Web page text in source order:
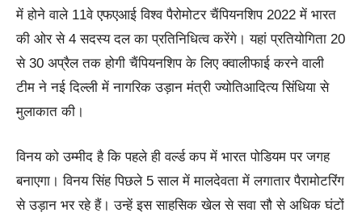
में होने वाले 11वे एफएआई विश्व पैरोमोटर चैंपियनशिप 2022 में भारत
की ओर से 4 सदस्य दल का प्रतिनिधित्व करेंगे। यहां प्रतियोगिता 20
से 30 अप्रैल तक होगी चैंपियनशिप के लिए क्वालीफाई करने वाली
टीम ने नई दिल्ली में नागरिक उड़ान मंत्री ज्योतिआदित्य सिंधिया से
मुलाकात की।
विनय को उम्मीद है कि पहले ही वर्ल्ड कप में भारत पोडियम पर जगह
बनाएगा। विनय सिंह पिछले 5 साल में मालदेवता में लगातार पैरामोटरिंग
से उड़ान भर रहे हैं। उन्हें इस साहसिक खेल से सवा सौ से अधिक घंटों